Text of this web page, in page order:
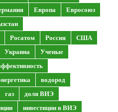
Европа
Евросоюз
Росатом Россия
США
Украина
Ученые
водород
газ
доля ВИЭ
инвестиции в ВИЭ